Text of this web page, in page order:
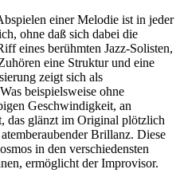
einer Melodie ist in jeder
ohne daß sich dabei die
eines berühmten Jazz-Solisten,
eine Struktur und eine
zeigt sich als
beispielsweise ohne
Geschwindigkeit, an
das glänzt im Original plötzlich
Brillanz. Diese
in den verschiedensten
ermöglicht der Improvisor.